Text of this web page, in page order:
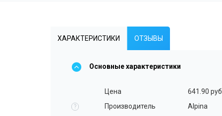
ХАРАКТЕРИСТИКИ ОТЗЫВЫ
Основные характеристики
Цена 641.90
? Производитель Alpina